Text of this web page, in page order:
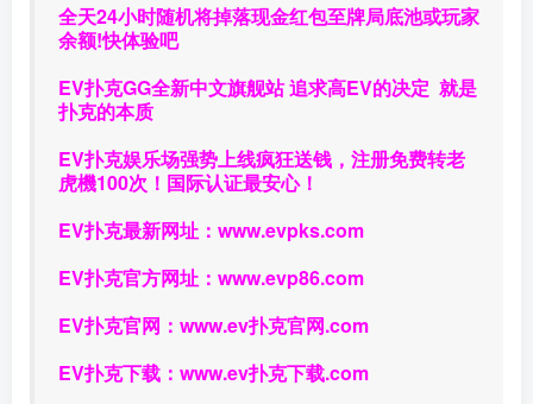
全天24小时随机将掉落现金红包至牌局底池或玩家
余额!快体验吧
EV扑克GG全新中文旗舰站追求高EV的决定 就是
扑克的本质
EV扑克娱乐场强势上线疯狂送钱，注册免费转老
虎機100次！国际认证最安心！
EV扑克最新网址： www.evpks.com
EV扑克官方网址： www.evp86.com
EV扑克官网： www.ev扑克官网.com
EV扑克下载： www.ev扑克下载.com